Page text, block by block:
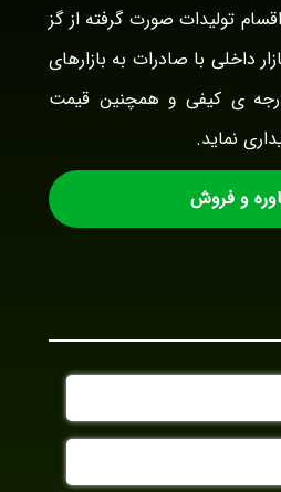
تولیدات صورت گرفته از گز
داخلی با صادرات به بازارهای
درجه ی کیفی و همچنین قیمت
نماید.
و فروش